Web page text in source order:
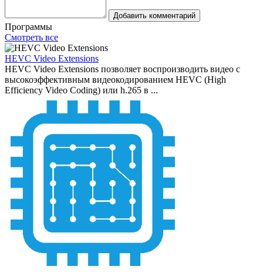
Добавить комментарий
Программы
Смотреть все
HEVC Video Extensions
HEVC Video Extensions позволяет воспроизводить видео с
высокоэффективным видеокодированием HEVC (High
Efficiency Video Coding) или h.265 в ...